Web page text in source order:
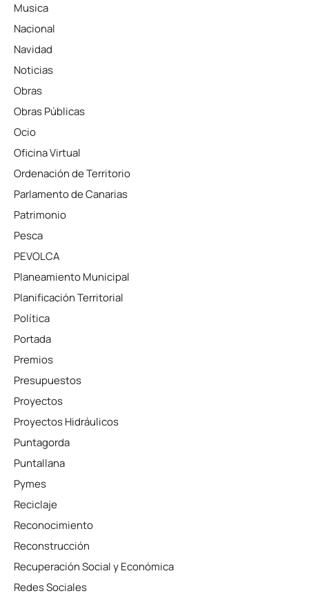
Musica
Nacional
Navidad
Noticias
Obras
Obras Públicas
Ocio
Oficina Virtual
Ordenación de Territorio
Parlamento de Canarias
Patrimonio
Pesca
PEVOLCA
Planeamiento Municipal
Planificación Territorial
Política
Portada
Premios
Presupuestos
Proyectos
Proyectos Hidráulicos
Puntagorda
Puntallana
Pymes
Reciclaje
Reconocimiento
Reconstrucción
Recuperación Social y Económica
Redes Sociales